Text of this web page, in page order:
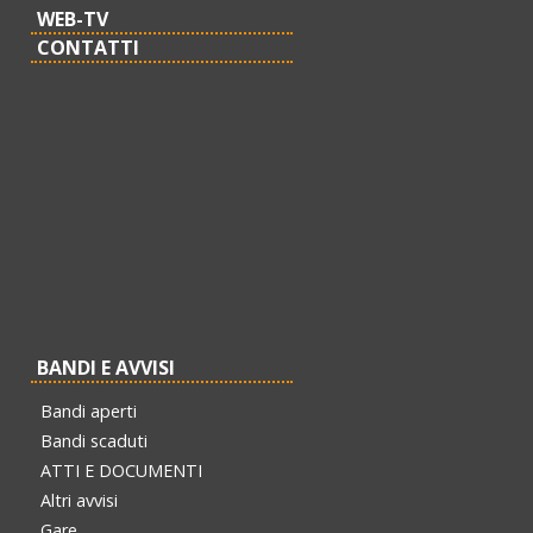
WEB-TV
CONTATTI
BANDI E AVVISI
Bandi aperti
Bandi scaduti
ATTI E DOCUMENTI
Altri avvisi